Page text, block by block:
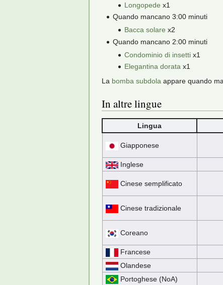
Longopede x1
Quando mancano 3:00 minuti
Bacca solare x2
Quando mancano 2:00 minuti
Condominio di insettix1
Elegantina dorata x1
La bomba subdola appare quando
In altre lingue
Lingua
Giapponese
Inglese
Cinese semplificato
Cinese tradizionale
Coreano
Francese
Olandese
Portoghese (NoA)